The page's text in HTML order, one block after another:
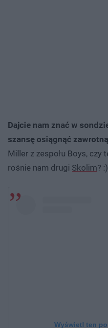
Dajcie nam znać w
szansę osiągnąć
Miller z zespołu Boys, czy
rośnie nam drugi Skolim? :)
Wyświetl ten